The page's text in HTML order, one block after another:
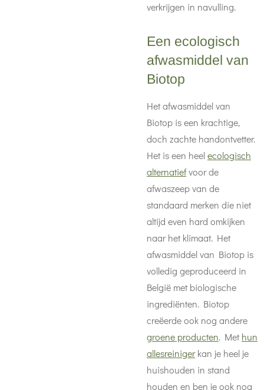
verkrijgen in navulling.
Een ecologisch
afwasmiddel van
Biotop
Het afwasmiddel van
Biotop is een krachtige,
doch zachte handontvetter.
Het is een heelecologisch
alternatiefvoor de
afwaszeep van de
standaard merken die niet
altijd even hard omkijken
naar het klimaat. Het
afwasmiddel van Biotop is
volledig geproduceerd in
België met biologische
ingrediënten. Biotop
creëerde ook nog andere
groene producten. Methun
allesreinigerkan je heel je
huishouden in stand
houden en ben je ook nog